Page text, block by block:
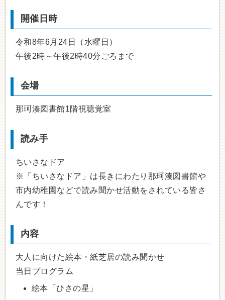
開催日時
令和8年6月24日（水曜日）
午後2時～午後2時40分ごろまで
会場
那珂湊図書館1階視聴覚室
読み手
ちいさなドア
※「ちいさなドア」は長きにわたり那珂湊図書館や
市内幼稚園などで読み聞かせ活動をされている皆さ
んです！
内容
大人に向けた絵本・紙芝居の読み聞かせ
当日プログラム
絵本「ひさの星」